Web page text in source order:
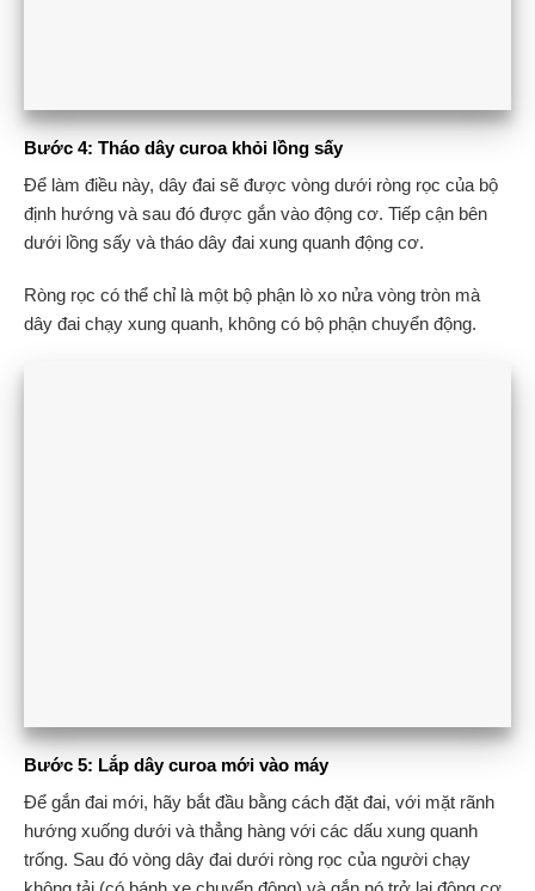
Bước 4: Tháo dây curoa khỏi lồng sấy
Để làm điều này, dây đai sẽ được vòng dưới ròng rọc của bộ
định hướng và sau đó được gắn vào động cơ. Tiếp cận bên
dưới lồng sấy và tháo dây đai xung quanh động cơ.
Ròng rọc có thể chỉ là một bộ phận lò xo nửa vòng tròn mà
dây đai chạy xung quanh, không có bộ phận chuyển động.
Bước 5: Lắp dây curoa mới vào máy
Để gắn đai mới, hãy bắt đầu bằng cách đặt đai, với mặt rãnh
hướng xuống dưới và thẳng hàng với các dấu xung quanh
trống. Sau đó vòng dây đai dưới ròng rọc của người chạy